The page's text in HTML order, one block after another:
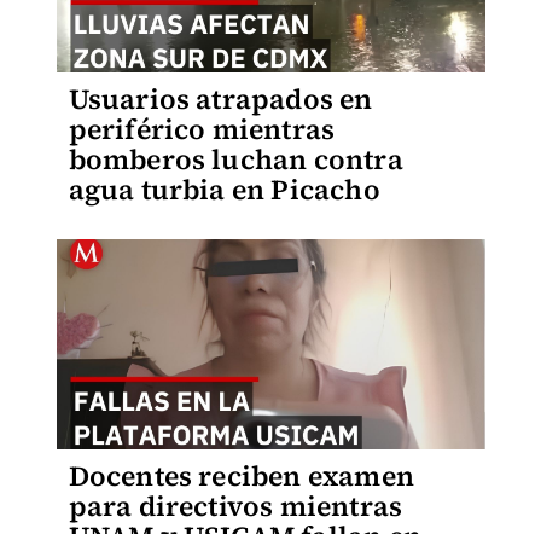
Usuarios atrapados en
periférico mientras
bomberos luchan contra
agua turbia en Picacho
Docentes reciben examen
para directivos mientras